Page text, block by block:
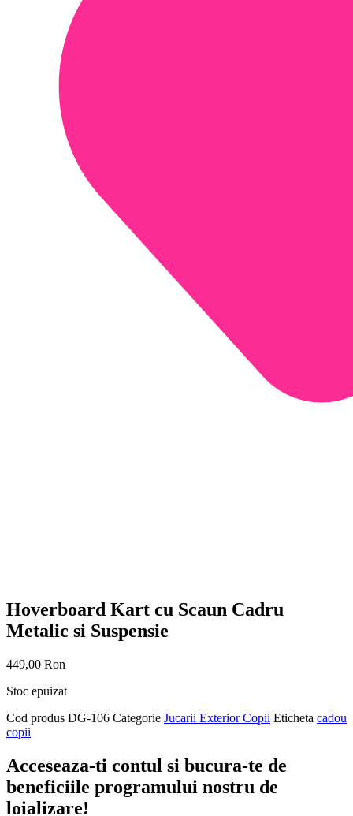
Hoverboard Kart cu Scaun Cadru
Metalic si Suspensie
449,00 Ron
Stoc epuizat
Cod produs DG-106 Categorie Jucarii Exterior Copii Eticheta cadou
copii
Acceseaza-ti contul si bucura-te de
beneficiile programului nostru de
loializare!